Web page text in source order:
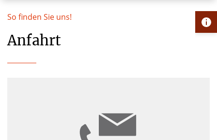
So finden Sie uns!
Anfahrt